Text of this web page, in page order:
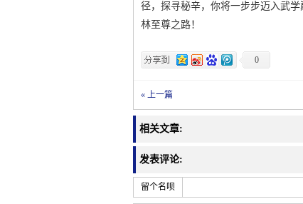
径，探寻秘辛，你将一步步迈入武
林至尊之路！
0
« 上一篇
相关文章:
发表评论:
留个名呗